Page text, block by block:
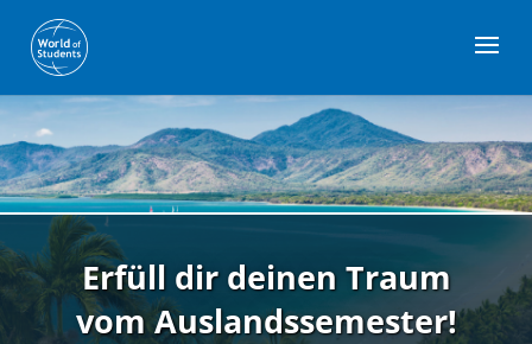
Erfüll dir deinen Traum
vom Auslandssemester!